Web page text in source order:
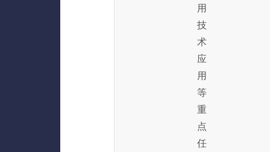
用
技
术
应
用
等
重
点
任